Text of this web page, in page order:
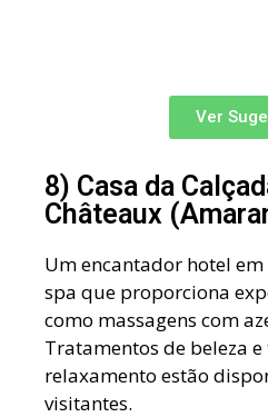
Ver
8) Casa da
Châteaux
Um encantador hotel
spa que proporciona
como massagens com
Tratamentos de beleza
relaxamento estão
visitantes.